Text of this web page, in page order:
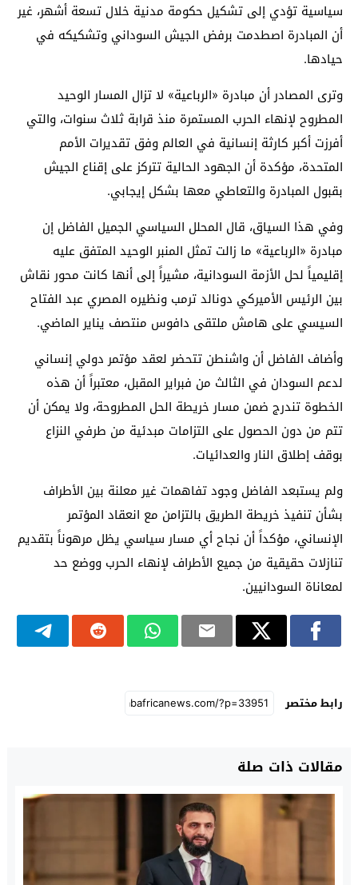
سياسية تؤدي إلى تشكيل حكومة مدنية خلال تسعة أشهر، غير
أن المبادرة اصطدمت برفض الجيش السوداني وتشكيكه في
حيادها.
وترى المصادر أن مبادرة «الرباعية» لا تزال المسار الوحيد
المطروح لإنهاء الحرب المستمرة منذ قرابة ثلاث سنوات، والتي
أفرزت أكبر كارثة إنسانية في العالم وفق تقديرات الأمم
المتحدة، مؤكدة أن الجهود الحالية تتركز على إقناع الجيش
بقبول المبادرة والتعاطي معها بشكل إيجابي.
وفي هذا السياق، قال المحلل السياسي الجميل الفاضل إن
مبادرة «الرباعية» ما زالت تمثل المنبر الوحيد المتفق عليه
إقليمياً لحل الأزمة السودانية، مشيراً إلى أنها كانت محور نقاش
بين الرئيس الأميركي دونالد ترمب ونظيره المصري عبد الفتاح
السيسي على هامش ملتقى دافوس منتصف يناير الماضي.
وأضاف الفاضل أن واشنطن تتحضر لعقد مؤتمر دولي إنساني
لدعم السودان في الثالث من فبراير المقبل، معتبراً أن هذه
الخطوة تندرج ضمن مسار خريطة الحل المطروحة، ولا يمكن أن
تتم من دون الحصول على التزامات مبدئية من طرفي النزاع
بوقف إطلاق النار والعدائيات.
ولم يستبعد الفاضل وجود تفاهمات غير معلنة بين الأطراف
بشأن تنفيذ خريطة الطريق بالتزامن مع انعقاد المؤتمر
الإنساني، مؤكداً أن نجاح أي مسار سياسي يظل مرهوناً بتقديم
تنازلات حقيقية من جميع الأطراف لإنهاء الحرب ووضع حد
لمعاناة السودانيين.
رابط مختصر
مقالات ذات صلة